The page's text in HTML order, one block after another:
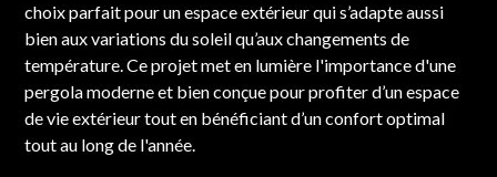
choix parfait pour un espace extérieur qui s’adapte aussi
bien aux variations du soleil qu’aux changements de
température. Ce projet met en lumière l'importance d'une
pergola moderne et bien conçue pour profiter d’un espace
de vie extérieur tout en bénéficiant d’un confort optimal
tout au long de l'année.